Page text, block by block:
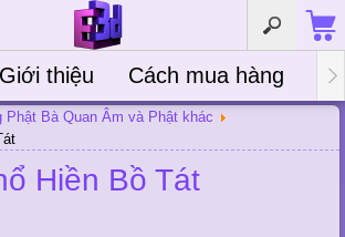
Giới thiệu Cách mua hàng
Phật Bà Quan Âm và Phật khác
Hiền Bồ Tát